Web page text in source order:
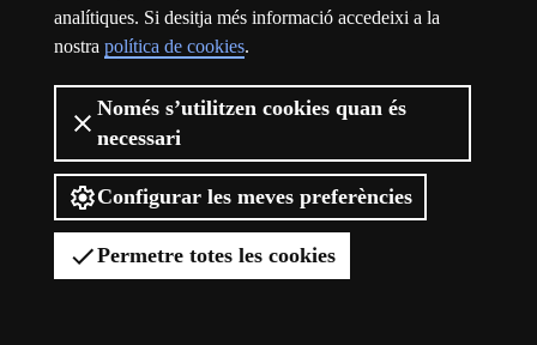
analítiques. Si desitja més informació accedeixi a la
nostra política de cookies.
Només s’utilitzen cookies quan és
necessari
Configurar les meves preferències
Permetre totes les cookies
Viure el campus